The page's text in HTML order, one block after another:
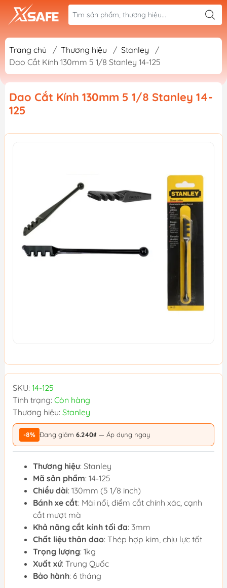
Trang chủ / Thương hiệu / Stanley
/
Dao Cắt Kính 130mm 5 1/8 Stanley 14-125
Dao Cắt Kính 130mm 5 1/8 Stanley 14-
125
SKU: 14-125
Tình trạng: Còn hàng
Thương hiệu: Stanley
-8% Đang giảm 6.240₫ — Áp dụng ngay
Thương hiệu: Stanley
Mã sản phẩm: 14-125
Chiều dài: 130mm (5 1/8 inch)
Bánh xe cắt: Mài nổi, điểm cắt chính xác, cạnh
cắt mượt mà
Khả năng cắt kính tối đa: 3mm
Chất liệu thân dao: Thép hợp kim, chịu lực tốt
Trọng lượng: 1kg
Xuất xứ: Trung Quốc
Bảo hành: 6 tháng